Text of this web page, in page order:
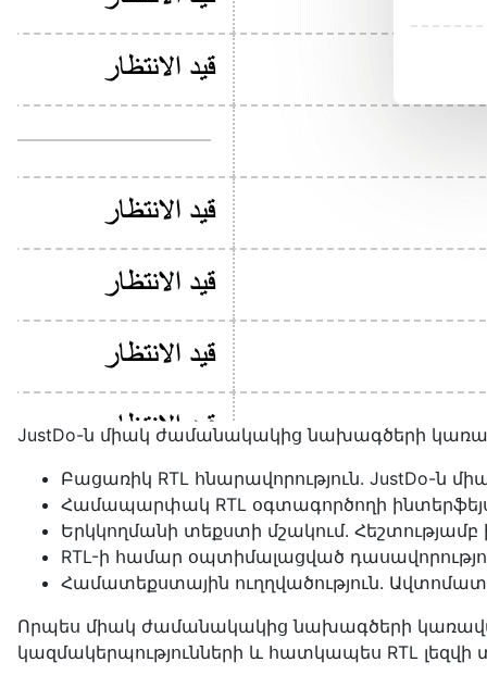
JustDo-ն միակ ժամանակակից նախագծերի
Բացառիկ RTL հնարավորություն. JustDo-ն
Համապարփակ RTL օգտագործողի
Երկկողմանի տեքստի մշակում.
RTL-ի համար օպտիմալացված
Համատեքստային ուղղվածություն. Ավտոմատ
Որպես միակ ժամանակակից նախագծերի
կազմակերպությունների և հատկապես RTL լեզվի